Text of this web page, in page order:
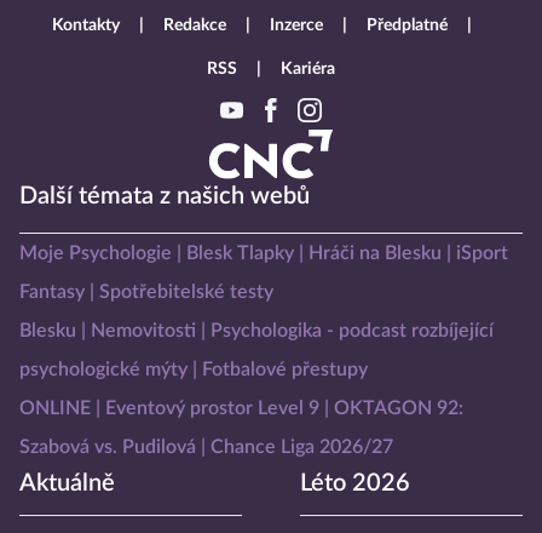
Další témata z našich webů
Moje Psychologie Blesk Tlapky Hráči na Blesku
iSport
Fantasy
Spotřebitelské testy
Blesku
Nemovitosti
Psychologika - podcast rozbíjející
psychologické mýty
Fotbalové přestupy
ONLINE
Eventový prostor Level 9
OKTAGON 92:
Szabová vs. Pudilová
Chance Liga 2026/27
Aktuálně Léto 2026
Kontakty Redakce Inzerce Předplatné
RSS Kariéra